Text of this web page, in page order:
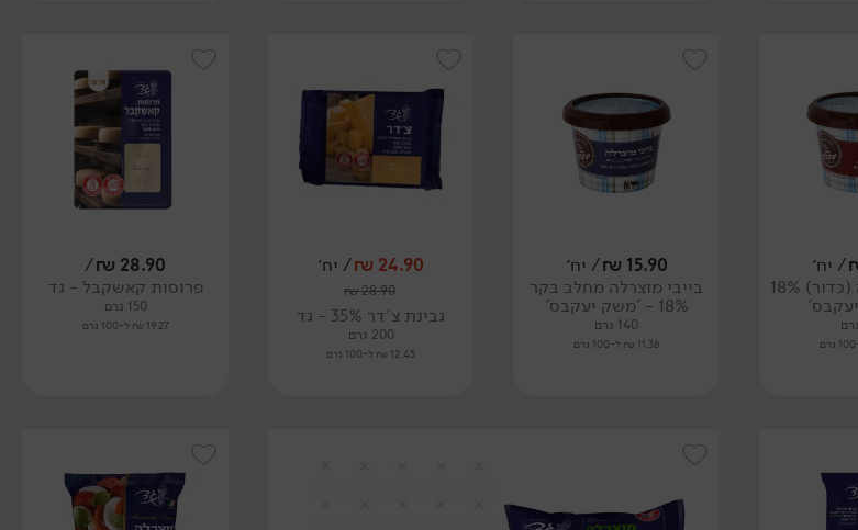
/ יח׳
גבינת מוצרלה (כדור) 18%
15.90
₪/ יח׳
בייבי מוצרלה מחלב בקר
18% - 'משק יעקבס'
140 גרם
11.36 ₪ ל-100 גרם
24.90
₪/ יח׳
28.90
₪
גבינת צ'דר 35% - גד
200 גרם
12.45 ₪ ל-100 גרם
28.90
₪
/
פרוסות קאשקבל - גד
150 גרם
19.27 ₪ ל-100 גרם